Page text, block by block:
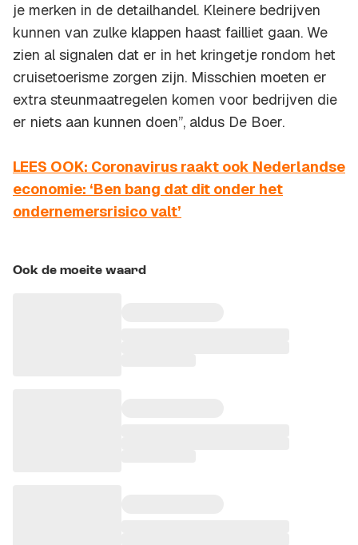
je merken in de detailhandel. Kleinere bedrijven
kunnen van zulke klappen haast failliet gaan. We
zien al signalen dat er in het kringetje rondom het
cruisetoerisme zorgen zijn. Misschien moeten er
extra steunmaatregelen komen voor bedrijven die
er niets aan kunnen doen”, aldus De Boer.
LEES OOK: Coronavirus raakt ook Nederlandse
economie: ‘Ben bang dat dit onder het
ondernemersrisico valt’
Ook de moeite waard